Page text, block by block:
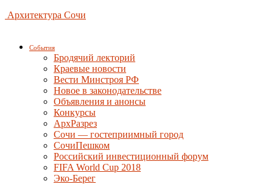
Архитектура Сочи
События
Бродячий лекторий
Краевые новости
Вести Минстроя РФ
Новое в законодательстве
Объявления и анонсы
Конкурсы
АрхРазрез
Сочи — гостеприимный город
СочиПешком
Российский инвестиционный форум
FIFA World Cup 2018
Эко-Берег